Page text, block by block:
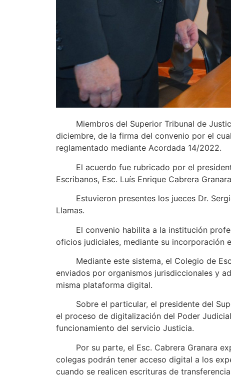
Miembros del Superior Tribunal de
diciembre, de la firma del convenio por el
reglamentado mediante Acordada 14/2022.
El acuerdo fue rubricado por el
Escribanos, Esc. Luís Enrique Cabrera
Estuvieron presentes los jueces Dr.
Llamas.
El convenio habilita a la institución
oficios judiciales, mediante su incorporación
Mediante este sistema, el Colegio de
enviados por organismos jurisdiccionales y
misma plataforma digital.
Sobre el particular, el presidente del
el proceso de digitalización del Poder
funcionamiento del servicio Justicia.
Por su parte, el Esc. Cabrera Granara
colegas podrán tener acceso digital a los
cuando se realicen escrituras de